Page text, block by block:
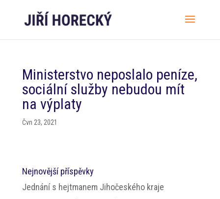
Ministerstvo neposlalo peníze,
sociální služby nebudou mít
na výplaty
Čvn 23, 2021
Nejnovější příspěvky
Jednání s hejtmanem Jihočeského kraje